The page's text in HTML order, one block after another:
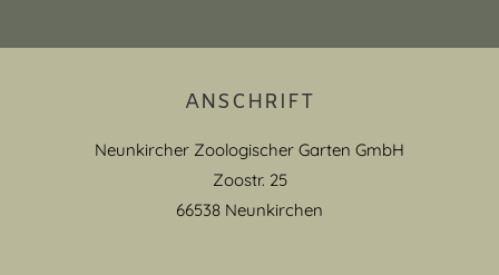
ANSCHRIFT
Neunkircher Zoologischer Garten GmbH
Zoostr. 25
66538 Neunkirchen